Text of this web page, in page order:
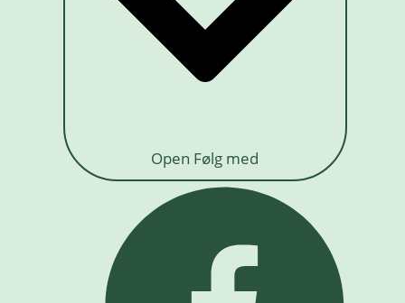
Open Følg med